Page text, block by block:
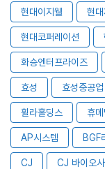
현대이지웰 현
현대코퍼레이션
화승엔터프라이즈
효성 효성중공업
휠라홀딩스 휴
AP시스템 BGF
CJ CJ 바이오